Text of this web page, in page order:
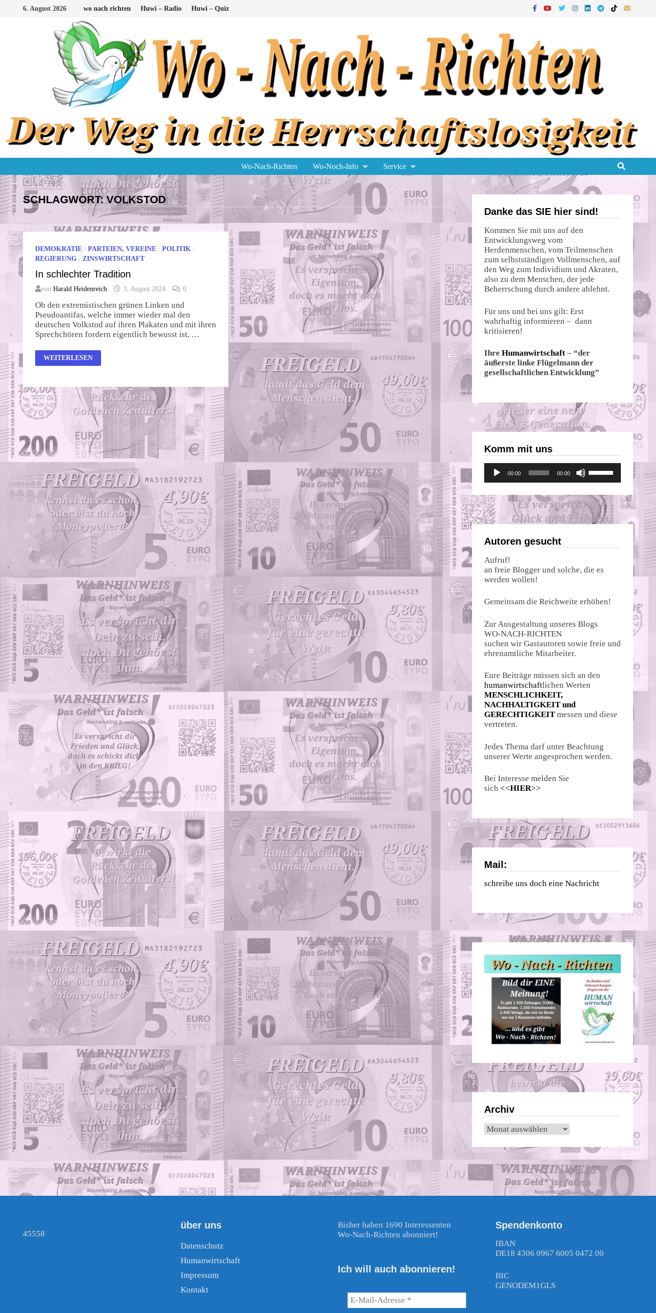
6. August 2026 wo nach richten Huwi – Radio Huwi – Quiz
Wo-Nach-Richten Wo-Noch-Info Service
SCHLAGWORT:VOLKSTOD
DEMOKRATIE / PARTEIEN, VEREINE / POLITIK /
REGIERUNG / ZINSWIRTSCHAFT
In schlechter Tradition
von Harald Heidenreich 3. August 2024 0
Ob den extremistischen grünen Linken und
Pseudoantifas, welche immer wieder mal den
deutschen Volkstod auf ihren Plakaten und mit ihren
Sprechchören fordern eigentlich bewusst ist, …
IN
SCHLECHTER
WEITERLESEN
Danke das SIE hier sind!
Kommen Sie mit uns auf den
Entwicklungsweg vom
Herdenmenschen, vom Teilmenschen
zum selbstständigen Vollmenschen, auf
den Weg zum Individium und Akraten,
also zu dem Menschen, der jede
Beherrschung durch andere ablehnt.
Für uns und bei uns gilt: Erst
wahrhaftig informieren – dann
kritisieren!
Ihre Humanwirtschaft – “der
äußerste linke Flügelmann der
gesellschaftlichen Entwicklung”
Komm mit uns
Audio-
Player
00:00 00:00
Hoch/Runter
um
die
Lautstärke
zu
Autoren gesucht
Aufruf!
an freie Blogger und solche, die es
werden wollen!
Gemeinsam die Reichweite erhöhen!
Zur Ausgestaltung unseres Blogs
WO-NACH-RICHTEN
suchen wir Gastautoren sowie freie und
ehrenamtliche Mitarbeiter.
Eure Beiträge müssen sich an den
humanwirtschaftlichen Werten
MENSCHLICHKEIT,
NACHHALTIGKEIT und
GERECHTIGKEIT messen und diese
vertreten.
Jedes Thema darf unter Beachtung
unserer Werte angesprochen werden.
Bei Interesse melden Sie
sich <<HIER>>
Mail:
schreibe uns doch eine Nachricht
Archiv
Archiv
45558
über uns
Datenschutz
Humanwirtschaft
Impressum
Kontakt
Bisher haben 1690 Interessenten
Wo-Nach-Richten abonniert!
Ich will auch abonnieren!
Spendenkonto
IBAN
DE18 4306 0967 6005 0472 00
BIC
GENODEM1GLS